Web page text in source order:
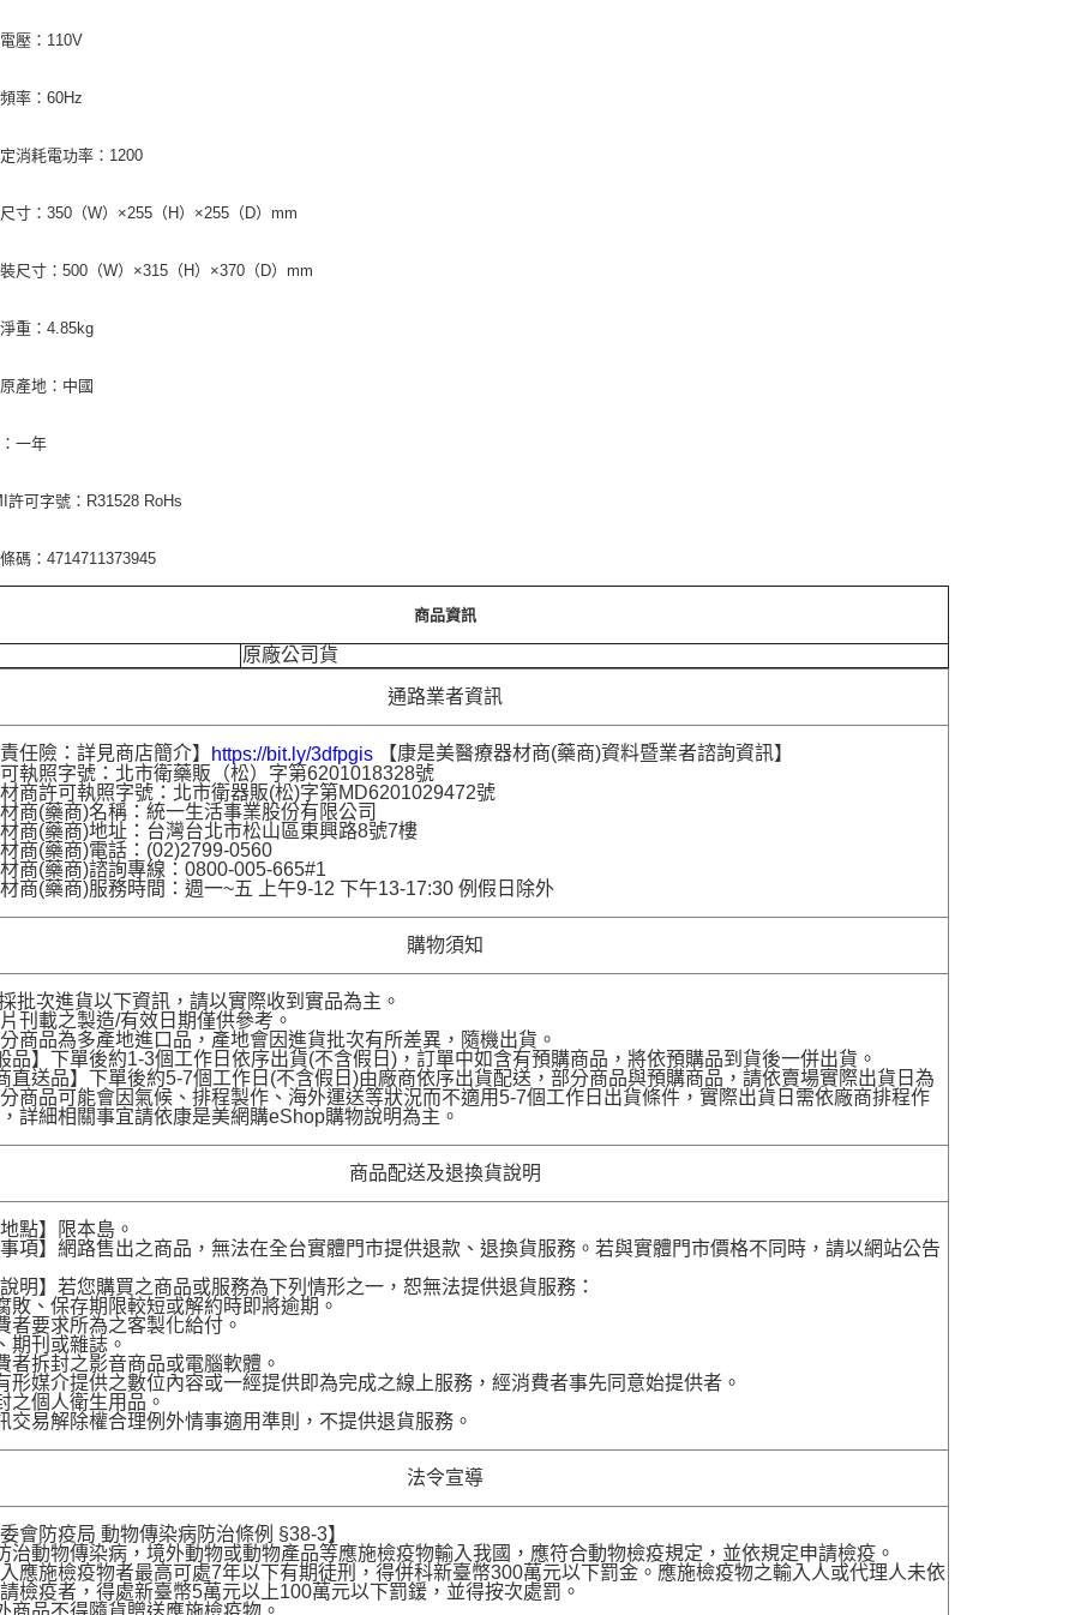
電壓：110V
率：60Hz
定消耗電功率：1200
尺寸：350（W）×255（H）×255（D）mm
裝尺寸：500（W）×315（H）×370（D）mm
淨重：4.85kg
產地：中國
一年
許可字號：R31528 RoHs
條碼：4714711373945
商品資訊
原廠公司貨
通路業者資訊
責任險：詳見商店簡介】 https://bit.ly/3dfpgis 【康是美醫療器材商(藥商)資料暨業者諮詢資訊】
執照字號：北市衛藥販（松）字第6201018328號
商許可執照字號：北市衛器販(松)字第MD6201029472號
商(藥商)名稱：統一生活事業股份有限公司
商(藥商)地址：台灣台北市松山區東興路8號7樓
商(藥商)電話：(02)2799-0560
商(藥商)諮詢專線：0800-005-665#1
商(藥商)服務時間：週一~五 上午9-12 下午13-17:30 例假日除外
購物須知
批次進貨以下資訊，請以實際收到實品為主。
刊載之製造/有效日期僅供參考。
商品為多產地進口品，產地會因進貨批次有所差異，隨機出貨。
品】下單後約1-3個工作日依序出貨(不含假日)，訂單中如含有預購商品，將依預購品到貨後一併出貨。
直送品】下單後約5-7個工作日(不含假日)由廠商依序出貨配送，部分商品與預購商品，請依賣場實際出貨日為
商品可能會因氣候、排程製作、海外運送等狀況而不適用5-7個工作日出貨條件，實際出貨日需依廠商排程作
詳細相關事宜請依康是美網購eShop購物說明為主。
商品配送及退換貨說明
地點】限本島。
事項】網路售出之商品，無法在全台實體門市提供退款、退換貨服務。若與實體門市價格不同時，請以網站公告
說明】若您購買之商品或服務為下列情形之一，恕無法提供退貨服務：
敗、保存期限較短或解約時即將逾期。
者要求所為之客製化給付。
期刊或雜誌。
者拆封之影音商品或電腦軟體。
形媒介提供之數位內容或一經提供即為完成之線上服務，經消費者事先同意始提供者。
之個人衛生用品。
交易解除權合理例外情事適用準則，不提供退貨服務。
法令宣導
委會防疫局 動物傳染病防治條例 §38-3】
治動物傳染病，境外動物或動物產品等應施檢疫物輸入我國，應符合動物檢疫規定，並依規定申請檢疫。
應施檢疫物者最高可處7年以下有期徒刑，得併科新臺幣300萬元以下罰金。應施檢疫物之輸入人或代理人未依
檢疫者，得處新臺幣5萬元以上100萬元以下罰鍰，並得按次處罰。
商品不得隨貨贈送應施檢疫物。